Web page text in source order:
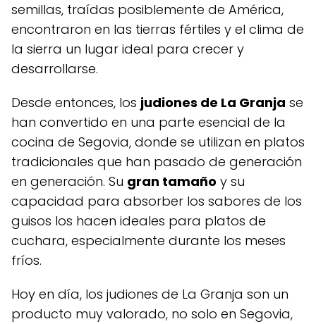
semillas, traídas posiblemente de América,
encontraron en las tierras fértiles y el clima de
la sierra un lugar ideal para crecer y
desarrollarse.
Desde entonces, los judiones de La Granja se
han convertido en una parte esencial de la
cocina de Segovia, donde se utilizan en platos
tradicionales que han pasado de generación
en generación. Su gran tamaño y su
capacidad para absorber los sabores de los
guisos los hacen ideales para platos de
cuchara, especialmente durante los meses
fríos.
Hoy en día, los judiones de La Granja son un
producto muy valorado, no solo en Segovia,